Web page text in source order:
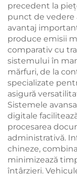
precedent la
punct de vedere
avantaj
produce emisii
comparativ cu
sistemului în
mărfuri, de la
specializate
asigură
Sistemele
digitale
procesarea
administrativă.
chineze,
minimizează
întârzieri.